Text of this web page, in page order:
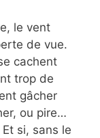
le vent
de vue.
cachent
trop de
gâcher
ou pire…
si, sans le